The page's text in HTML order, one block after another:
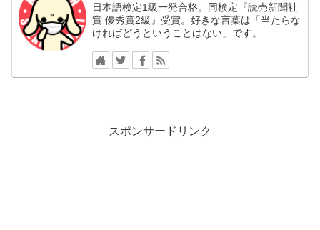
日本語検定1級一発合格。同検定『読売新聞社
賞 優秀賞2級』受賞。好きな言葉は「当たらな
ければどうということはない」です。
スポンサードリンク